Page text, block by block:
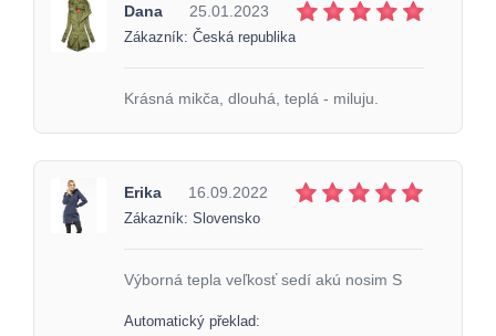
Dana 25.01.2023
Zákazník: Česká republika
Krásná mikča, dlouhá, teplá - miluju.
Erika 16.09.2022
Zákazník: Slovensko
Výborná tepla veľkosť sedí akú nosim S
Automatický překlad: